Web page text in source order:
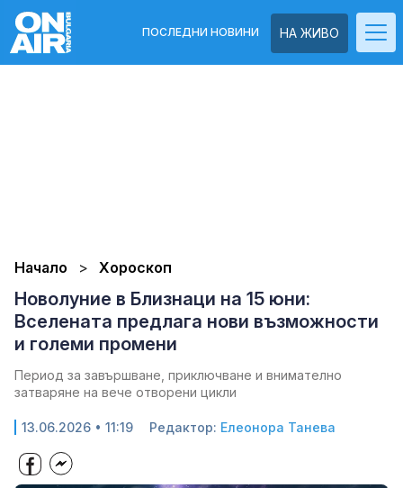
НА ЖИВО
ПОСЛЕДНИ НОВИНИ
Начало Хороскоп
Новолуние в Близнаци на 15 юни:
Вселената предлага нови възможности
и големи промени
Период за завършване, приключване и внимателно
затваряне на вече отворени цикли
13.06.2026 • 11:19 Редактор: Елеонора Танева